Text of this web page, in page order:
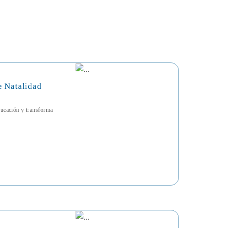
Natalidad
y transforma